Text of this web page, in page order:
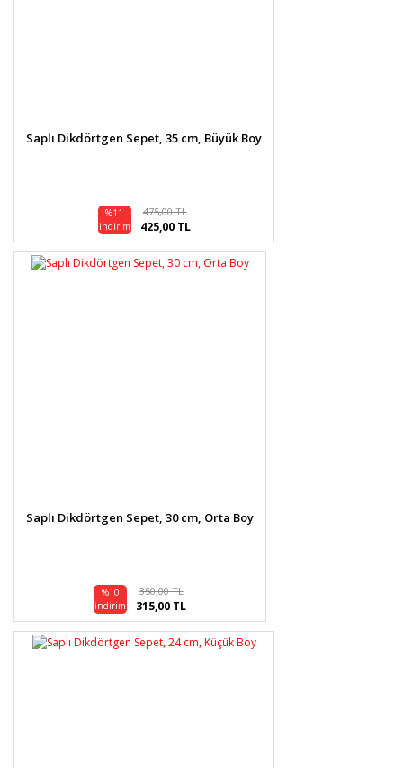
Saplı Dikdörtgen Sepet, 35 cm, Büyük Boy
%11
indirim
475,00 TL
425,00 TL
Saplı Dikdörtgen Sepet, 30 cm, Orta Boy
%10
indirim
350,00 TL
315,00 TL